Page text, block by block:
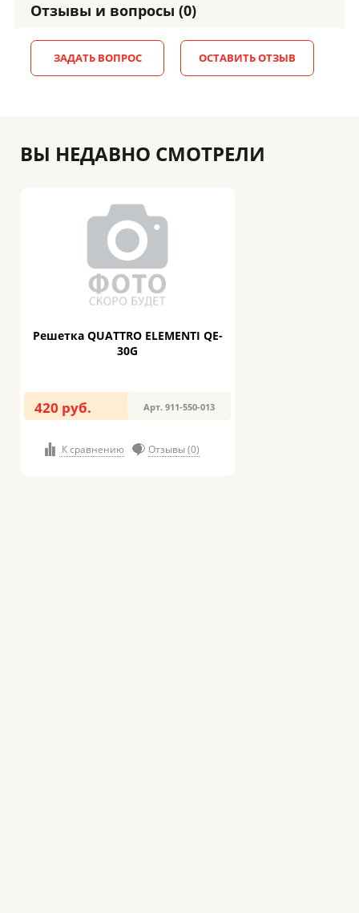
Отзывы и вопросы (0)
ЗАДАТЬ ВОПРОС ОСТАВИТЬ ОТЗЫВ
ВЫ НЕДАВНО СМОТРЕЛИ
Решетка QUATTRO ELEMENTI QE-
30G
420 руб. Арт. 911-550-013
К сравнению Отзывы (0)